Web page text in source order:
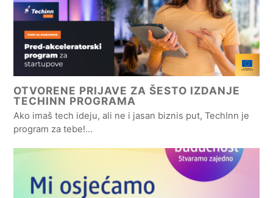
OTVORENE PRIJAVE ZA ŠESTO IZDANJE
TECHINN PROGRAMA
Ako imaš tech ideju, ali ne i jasan biznis put, TechInn je
program za tebe!…